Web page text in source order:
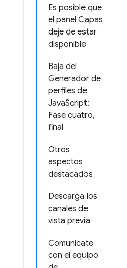
Es posible que
el panel Capas
deje de estar
disponible
Baja del
Generador de
perfiles de
JavaScript:
Fase cuatro,
final
Otros
aspectos
destacados
Descarga los
canales de
vista previa
Comunícate
con el equipo